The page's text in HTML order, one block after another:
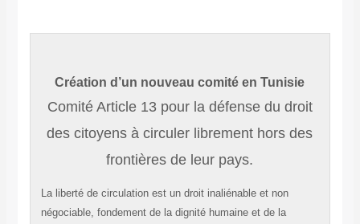
Création d’un nouveau comité en Tunisie
Comité Article 13 pour la défense du droit
des citoyens à circuler librement hors des
frontières de leur pays.
La liberté de circulation est un droit inaliénable et non
négociable, fondement de la dignité humaine et de la